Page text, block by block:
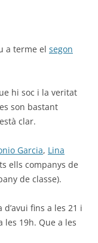
a terme el segon
hi soc i la veritat
son bastant
clar.
Garcia, Lina
ells companys de
de classe).
fins a les 21 i
19h. Que a les